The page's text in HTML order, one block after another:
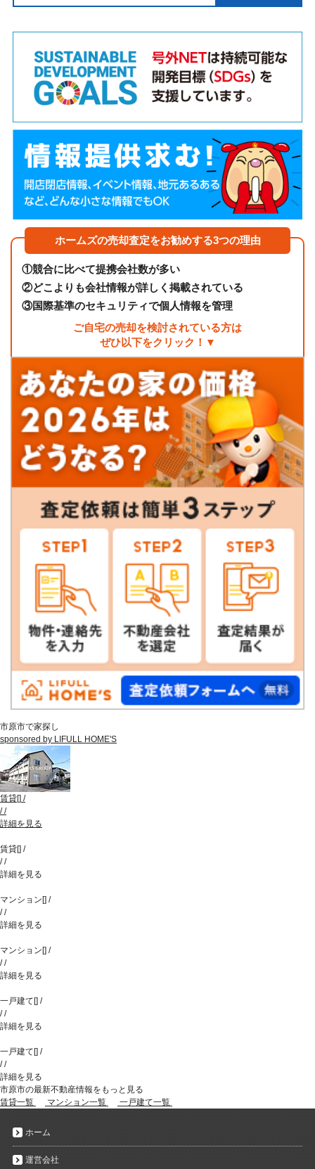
ホームズの売却査定をお勧めする3つの理由
①競合に比べて提携会社数が多い
②どこよりも会社情報が詳しく掲載されている
③国際基準のセキュリティで個人情報を管理
ご自宅の売却を検討されている方は
ぜひ以下をクリック！▼
市原市で家探し
sponsored by LIFULL HOME'S
賃貸[] /
//
詳細を見る
賃貸[] /
//
詳細を見る
マンション[] /
//
詳細を見る
マンション[] /
//
詳細を見る
一戸建て[] /
//
詳細を見る
一戸建て[] /
//
詳細を見る
市原市の最新不動産情報をもっと見る
賃貸一覧
マンション一覧 一戸建て一覧
ホーム
運営会社